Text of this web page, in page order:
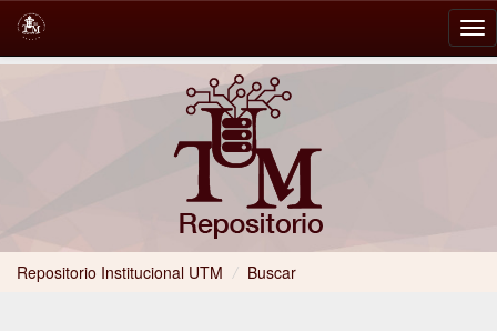
Repositorio Institucional UTM / Buscar